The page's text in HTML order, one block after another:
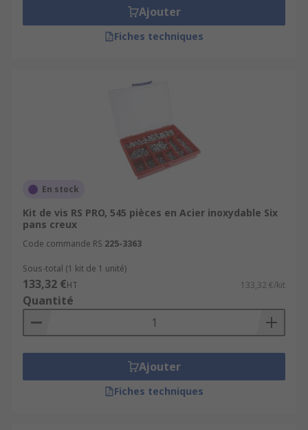
Ajouter
Fiches techniques
En stock
Kit de vis RS PRO, 545 pièces en Acier inoxydable Six
pans creux
Code commande RS 225-3363
Sous-total (1 kit de 1 unité)
133,32 €HT 133,32 €/kit
Quantité
Ajouter
Fiches techniques